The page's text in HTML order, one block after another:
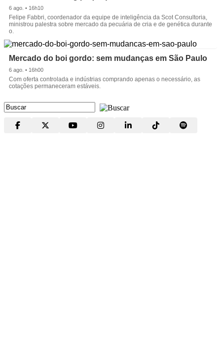
6 ago. • 16h10
Felipe Fabbri, coordenador da equipe de inteligência da Scot Consultoria,
ministrou palestra sobre mercado da pecuária de cria e de genética durante
o.
Mercado do boi gordo: sem mudanças em São Paulo
6 ago. • 16h00
Com oferta controlada e indústrias comprando apenas o necessário, as
cotações permaneceram estáveis.